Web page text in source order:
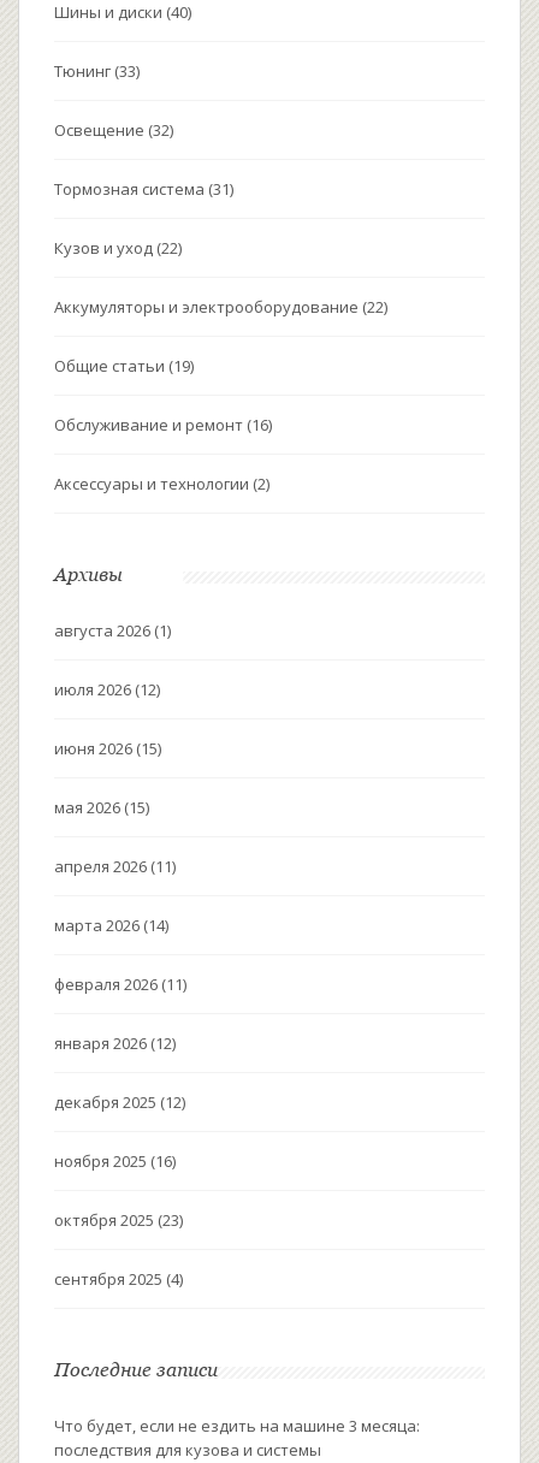
Шины и диски (40)
Тюнинг (33)
Освещение (32)
Тормозная система (31)
Кузов и уход (22)
Аккумуляторы и электрооборудование (22)
Общие статьи (19)
Обслуживание и ремонт (16)
Аксессуары и технологии (2)
Архивы
августа 2026 (1)
июля 2026 (12)
июня 2026 (15)
мая 2026 (15)
апреля 2026 (11)
марта 2026 (14)
февраля 2026 (11)
января 2026 (12)
декабря 2025 (12)
ноября 2025 (16)
октября 2025 (23)
сентября 2025 (4)
Последние записи
Что будет, если не ездить на машине 3 месяца:
последствия для кузова и системы